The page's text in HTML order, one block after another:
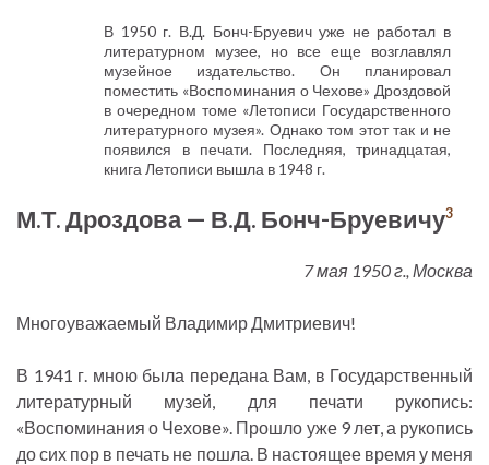
В 1950 г. В.Д. Бонч-Бруевич уже не работал в
литературном музее, но все еще возглавлял
музейное издательство. Он планировал
поместить «Воспоминания о Чехове» Дроздовой
в очередном томе «Летописи Государственного
литературного музея». Однако том этот так и не
появился в печати. Последняя, тринадцатая,
книга Летописи вышла в 1948 г.
М.Т. Дроздова — В.Д. Бонч-Бруевичу3
7 мая 1950 г., Москва
Многоуважаемый Владимир Дмитриевич!
В 1941 г. мною была передана Вам, в Государственный
литературный музей, для печати рукопись:
«Воспоминания о Чехове». Прошло уже 9 лет, а рукопись
до сих пор в печать не пошла. В настоящее время у меня